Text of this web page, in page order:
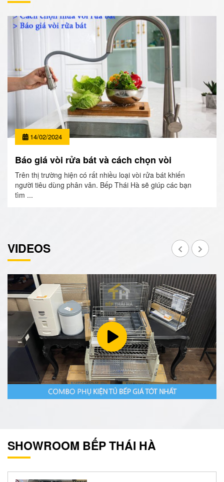
14/02/2024
Báo giá vòi rửa bát và cách chọn vòi
Trên thị trường hiện có rất nhiều loại vòi rửa bát khiến
người tiêu dùng phân vân. Bếp Thái Hà sẽ giúp các bạn
tìm ...
VIDEOS
SHOWROOM BẾP THÁI HÀ